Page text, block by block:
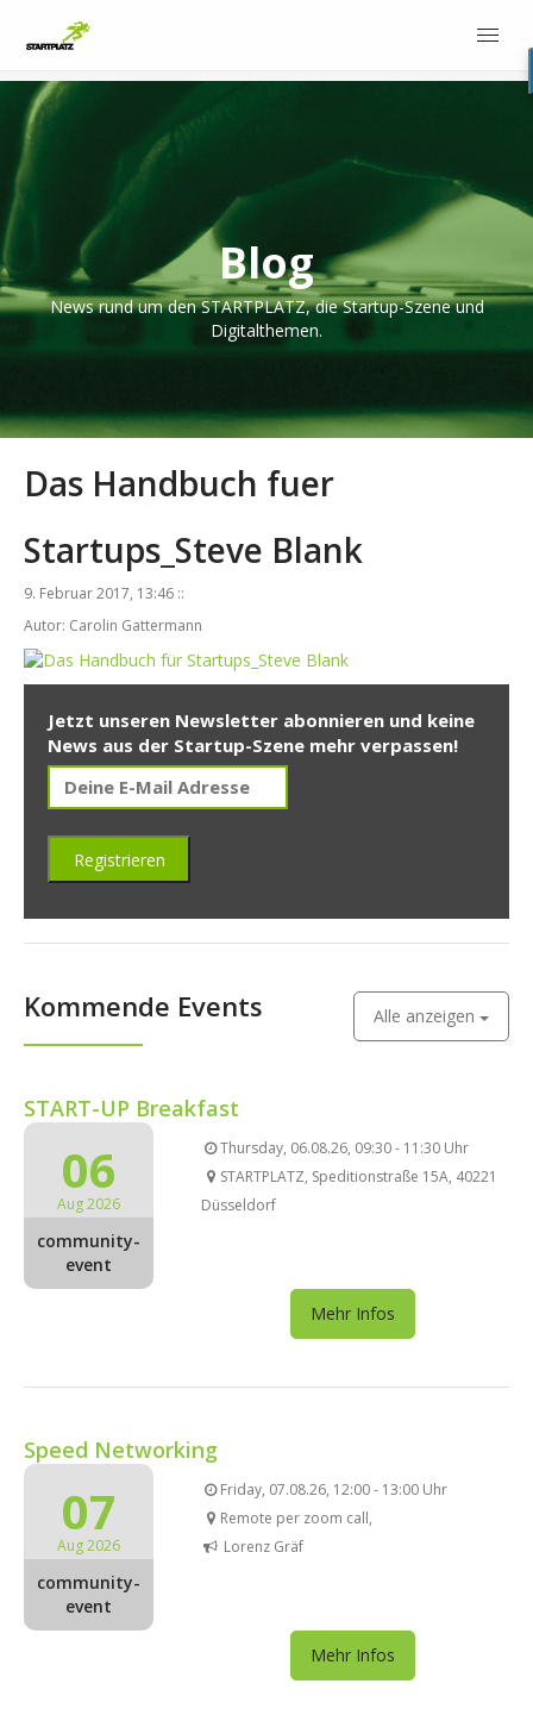
Blog
News rund um den STARTPLATZ, die Startup-Szene und
Digitalthemen.
Das Handbuch fuer
Startups_Steve Blank
9. Februar 2017, 13:46 ::
Autor: Carolin Gattermann
Jetzt unseren Newsletter abonnieren und keine
News aus der Startup-Szene mehr verpassen!
Kommende Events Alle anzeigen
START-UP Breakfast
06
Aug 2026
community-
event
Thursday, 06.08.26, 09:30 - 11:30 Uhr
STARTPLATZ, Speditionstraße 15A, 40221
Düsseldorf
Mehr Infos
Speed Networking
07
Aug 2026
community-
event
Friday, 07.08.26, 12:00 - 13:00 Uhr
Remote per zoom call,
Lorenz Gräf
Mehr Infos